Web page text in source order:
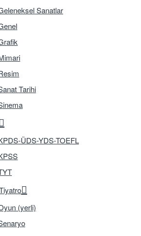
Sanatlar
Tarihi
ÜDS-YDS-TOEFL
(yerli)